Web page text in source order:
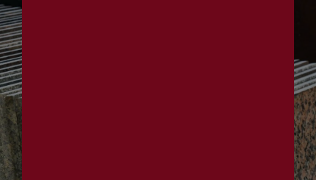
Panneau de gestion des cookies